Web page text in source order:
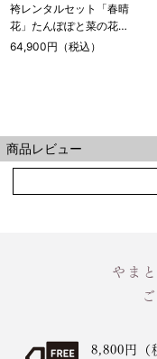
袴レンタルセット「春晴
花」たんぽぽと菜の花・
象牙色＆無地袴・浅葱色
64,900円（税込）
商品レビュー
やま
8,800円（